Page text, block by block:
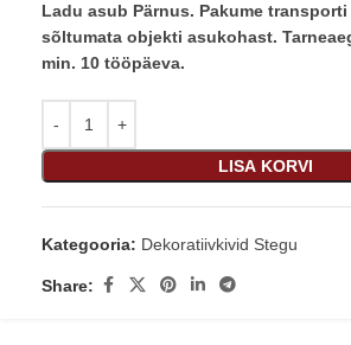
Ladu asub Pärnus. Pakume transporti
sõltumata objekti asukohast.
min. 10 tööpäeva.
LISA KORVI
Kategooria: Dekoratiivkivid Stegu
Share: